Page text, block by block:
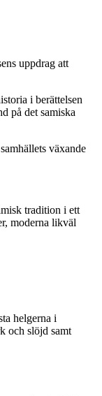
uppdrag att
i berättelsen
på det samiska
växande
tradition i ett
moderna likväl
helgerna i
och slöjd samt